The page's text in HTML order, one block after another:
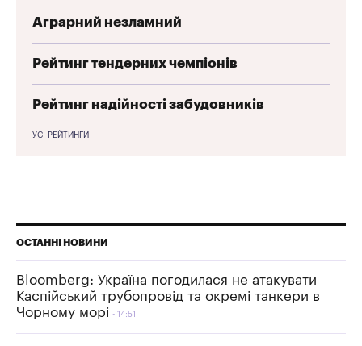
Аграрний незламний
Рейтинг тендерних чемпіонів
Рейтинг надійності забудовників
УСІ РЕЙТИНГИ
ОСТАННІ НОВИНИ
Bloomberg: Україна погодилася не атакувати
Каспійський трубопровід та окремі танкери в
Чорному морі
14:51